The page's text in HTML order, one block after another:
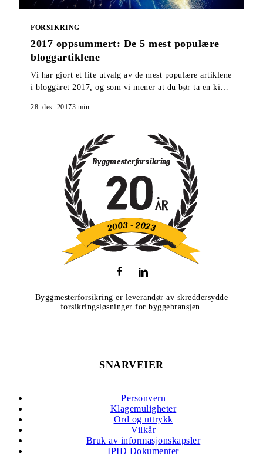
FORSIKRING
2017 oppsummert: De 5 mest populære
bloggartiklene
Vi har gjort et lite utvalg av de mest populære artiklene
i bloggåret 2017, og som vi mener at du bør ta en kikk
28. des. 20173 min
Byggmesterforsikring er leverandør av skreddersydde
forsikringsløsninger for byggebransjen.
SNARVEIER
Personvern
Klagemuligheter
Ord og uttrykk
Vilkår
Bruk av informasjonskapsler
IPID Dokumenter